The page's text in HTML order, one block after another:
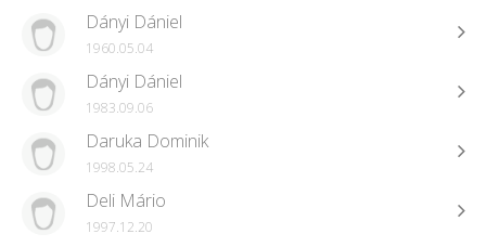
Dányi Dániel
1960.05.04
Dányi Dániel
1983.09.06
Daruka Dominik
1998.05.24
Deli Mário
1997.12.20